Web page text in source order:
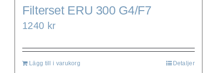
Filterset ERU 300 G4/F7
1240 kr
Lägg till i varukorg Detaljer